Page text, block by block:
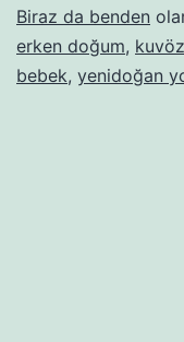
Biraz da benden
erken doğum, kuvöz
bebek, yenidoğan